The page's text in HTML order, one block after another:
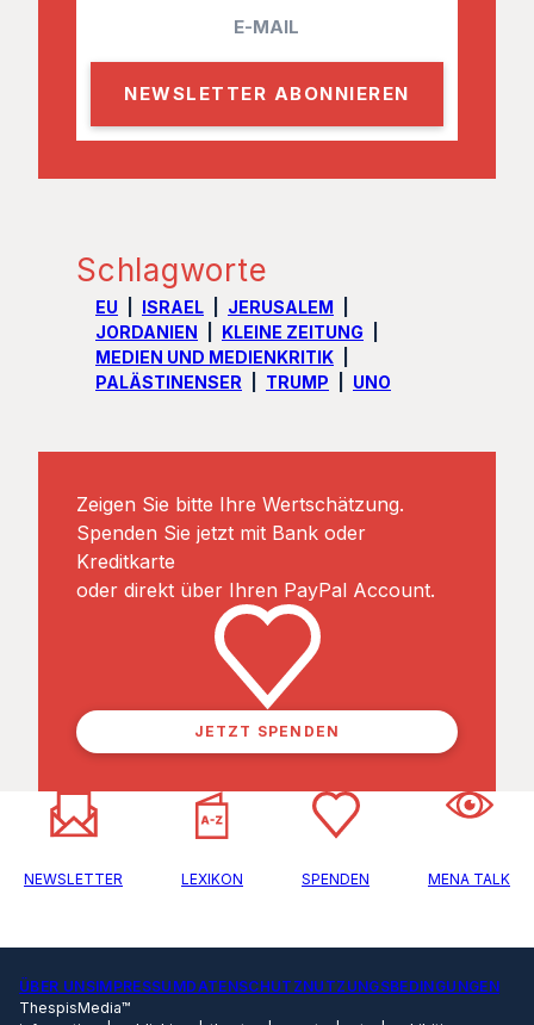
l
Schlagworte
EU ISRAEL
JERUSALEM
JORDANIEN
KLEINE ZEITUNG
MEDIEN UND MEDIENKRITIK
PALÄSTINENSER
TRUMP UNO
Zeigen Sie bitte Ihre Wertschätzung.
Spenden Sie jetzt mit Bank oder
Kreditkarte
oder direkt über Ihren PayPal Account.
JETZT SPENDEN
NEWSLETTER LEXIKON SPENDEN MENA TALK
ÜBER UNSIMPRESSUMDATENSCHUTZNUTZUNGSBEDINGUNGEN
ThespisMedia™